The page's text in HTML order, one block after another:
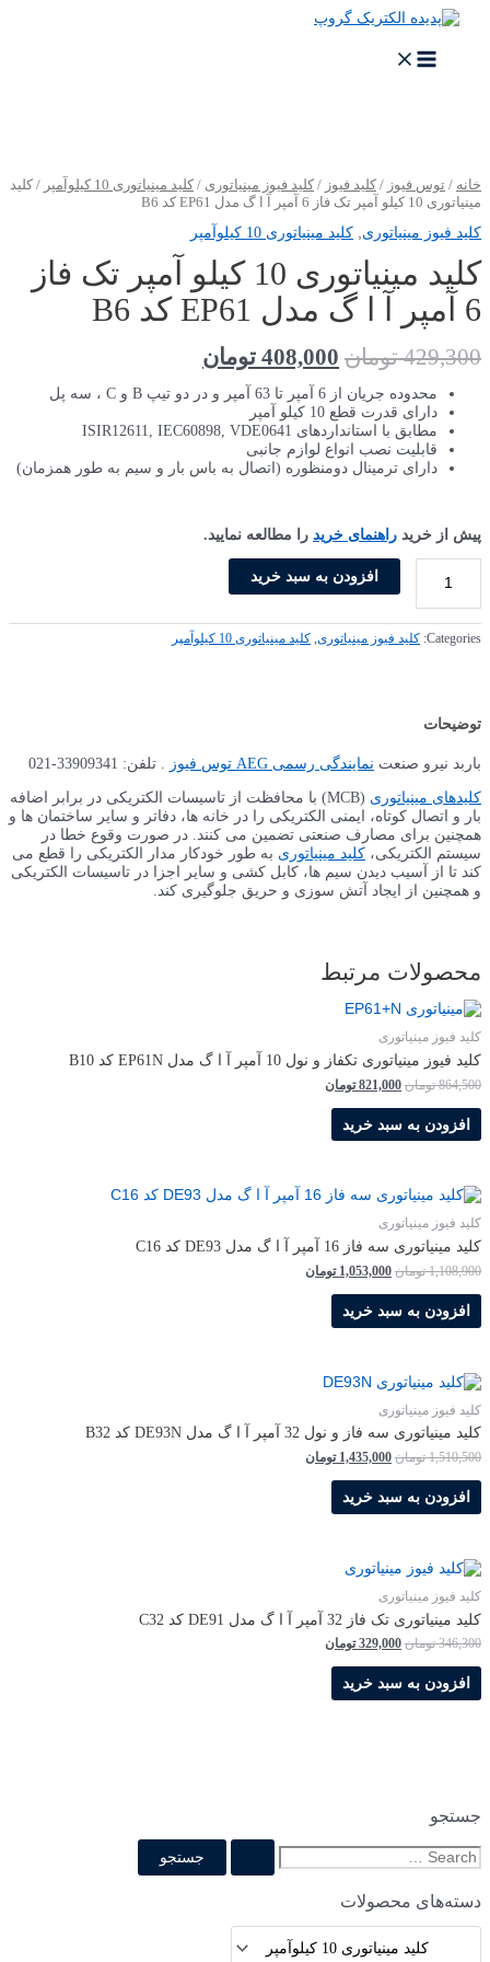
جستجو
دسته‌های محصولات
خانه / توس فیوز / کلید فیوز / کلید فیوز مینیاتوری / کلید مینیاتوری 10 کیلو‌آمپر
/ کلید
مینیاتوری 10 کیلو آمپر تک فاز 6 آمپر آ ا گ مدل EP61 کد B6
کلید فیوز مینیاتوری کلید مینیاتوری 10 کیلو‌آمپر
کلید مینیاتوری 10 کیلو آمپر تک فاز
6 آمپر آ ا گ مدل EP61 کد B6
429,300 تومان 408,000 تومان
محدوده جریان از 6 آمپر تا 63 آمپر و در دو تیپ B و C ، سه پل
دارای قدرت قطع 10 کیلو آمپر
مطابق با استانداردهای ISIR12611, IEC60898, VDE0641
قابلیت نصب انواع لوازم جانبی
دارای ترمینال دومنظوره (اتصال به باس بار و سیم به طور همزمان)
پیش از خرید راهنمای خرید را مطالعه نمایید.
افزودن به سبد خرید
Categories: کلید فیوز مینیاتوری, کلید مینیاتوری 10 کیلو‌آمپر
توضیحات
باربد نیرو صنعت نمایندگی رسمی AEG توس فیوز . تلفن: 33909341-021
کلیدهای مینیاتوری
(MCB) با محافظت از تاسیسات الکتریکی در برابر اضافه
بار و اتصال کوتاه، ایمنی الکتریکی را در خانه ها، دفاتر و سایر ساختمان ها و
همچنین برای مصارف صنعتی تضمین می کنند. در صورت وقوع خطا در
سیستم الکتریکی، کلید مینیاتوری به طور خودکار مدار الکتریکی را قطع می
کند تا از آسیب دیدن سیم ها، کابل کشی و سایر اجزا در تاسیسات الکتریکی
و همچنین از ایجاد آتش سوزی و حریق جلوگیری کند.
محصولات مرتبط
کلید فیوز مینیاتوری
کلید فیوز مینیاتوری تکفاز و نول 10 آمپر آ ا گ مدل EP61N کد B10
864,500 تومان 821,000 تومان
افزودن به سبد خرید
کلید فیوز مینیاتوری
کلید مینیاتوری سه فاز 16 آمپر آ ا گ مدل DE93 کد C16
1,108,900 تومان 1,053,000 تومان
افزودن به سبد خرید
کلید فیوز مینیاتوری
کلید مینیاتوری سه فاز و نول 32 آمپر آ ا گ مدل DE93N کد B32
1,510,500 تومان 1,435,000 تومان
افزودن به سبد خرید
کلید فیوز مینیاتوری
کلید مینیاتوری تک فاز 32 آمپر آ ا گ مدل DE91 کد C32
346,300 تومان 329,000 تومان
افزودن به سبد خرید